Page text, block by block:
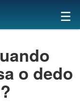
×
☰
o dedo